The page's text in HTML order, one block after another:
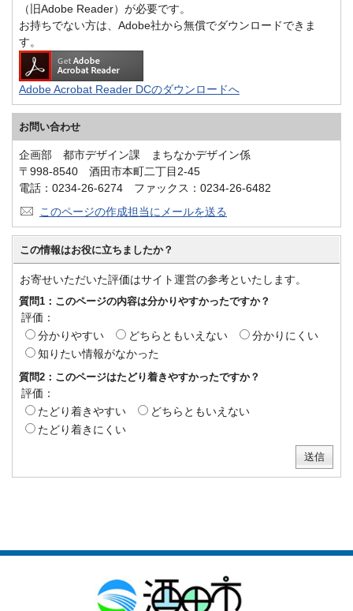
（旧Adobe Reader）が必要です。
お持ちでない方は、Adobe社から無償でダウンロードできま
す。
Adobe Acrobat Reader DCのダウンロードへ
お問い合わせ
企画部 都市デザイン課 まちなかデザイン係
〒998-8540 酒田市本町二丁目2-45
電話：0234-26-6274 ファックス：0234-26-6482
このページの作成担当にメールを送る
この情報はお役に立ちましたか？
お寄せいただいた評価はサイト運営の参考といたします。
質問1：このページの内容は分かりやすかったですか？
評価：
分かりやすい
どちらともいえない
分かりにくい
知りたい情報がなかった
質問2：このページはたどり着きやすかったですか？
評価：
たどり着きやすい
どちらともいえない
たどり着きにくい